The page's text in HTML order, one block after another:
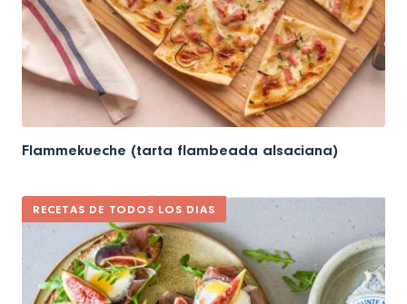
Flammekueche (tarta flambeada alsaciana)
RECETAS DE TODOS LOS DIAS